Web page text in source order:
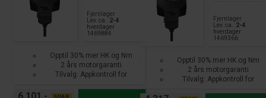
Fjernlager
Lev. ca.:
2-4
hverdager
1469884
Opptil 30% mer HK og Nm
2 års motorgaranti
Tilvalg: Appkontroll for
SPAR
Fjernlager
Lev. ca.: 2-4
hverdager
1469366
Opptil 30% mer HK og Nm
2 års motorgaranti
Tilvalg: Appkontroll for